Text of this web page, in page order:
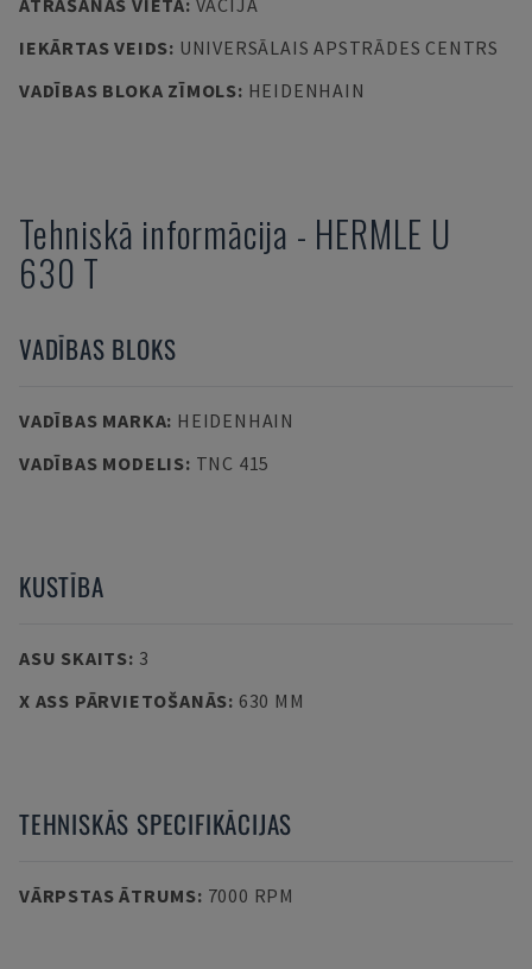
ATRAŠANĀS VIETA: VĀCIJA
IEKĀRTAS VEIDS: UNIVERSĀLAIS APSTRĀDES CENTRS
VADĪBAS BLOKA ZĪMOLS: HEIDENHAIN
Tehniskā informācija - HERMLE U
630 T
VADĪBAS BLOKS
VADĪBAS MARKA: HEIDENHAIN
VADĪBAS MODELIS: TNC 415
KUSTĪBA
ASU SKAITS: 3
X ASS PĀRVIETOŠANĀS: 630 MM
TEHNISKĀS SPECIFIKĀCIJAS
VĀRPSTAS ĀTRUMS: 7000 RPM